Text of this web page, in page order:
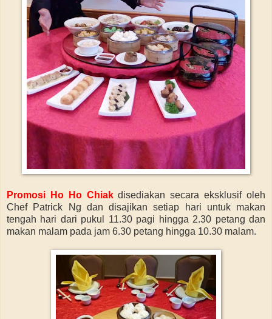
Promosi Ho Ho Chiakdisediakan secara eksklusif oleh
Chef Patrick Ng dan disajikan setiap hari untuk makan
tengah hari dari pukul 11.30 pagi hingga 2.30 petang dan
makan malam pada jam 6.30 petang hingga 10.30 malam.